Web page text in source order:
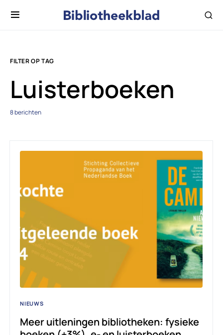
FILTER OP TAG
Luisterboeken
8 berichten
NIEUWS
Meer uitleningen bibliotheken: fysieke